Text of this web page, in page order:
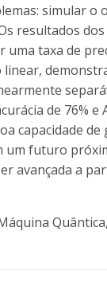
simular
resultados
taxa de
de 76% e
capacidade
um futuro
avançada a